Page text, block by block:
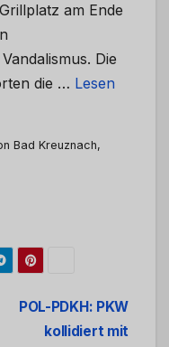
am Ende
Die
die … Lesen
Bad Kreuznach,
POL-PDKH: PKW
kollidiert mit